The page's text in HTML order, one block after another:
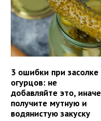
3 ошибки при засолке
огурцов: не
добавляйте это, иначе
получите мутную и
водянистую закуску